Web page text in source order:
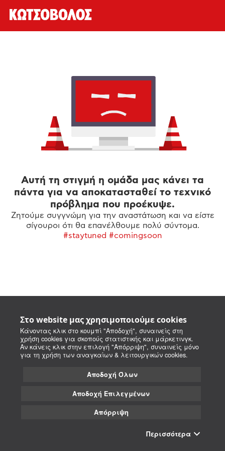
Στο website μας χρησιμοποιούμε cookies
Κάνοντας κλικ στο κουμπί "Αποδοχή", συναινείς στη
χρήση cookies για σκοπούς στατιστικής και μάρκετινγκ.
Αν κάνεις κλικ στην επιλογή "Απόρριψη", συναινείς μόνο
για τη χρήση των αναγκαίων & λειτουργικών cookies.
Αποδοχή Όλων
Αποδοχή Επιλεγμένων
Απόρριψη
Περισσότερα
Αυτή τη στιγμή η ομάδα μας κάνει τα
πάντα για να αποκατασταθεί το τεχνικό
πρόβλημα που προέκυψε.
Ζητούμε συγγνώμη για την αναστάτωση και να είστε
σίγουροι ότι θα επανέλθουμε πολύ σύντομα.
#staytuned #comingsoon